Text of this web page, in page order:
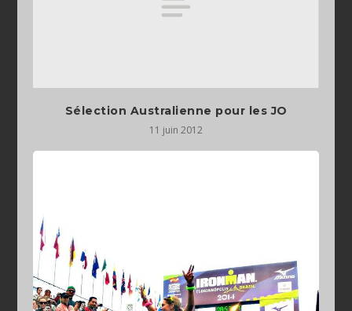
Sélection Australienne pour les JO
11 juin 2012